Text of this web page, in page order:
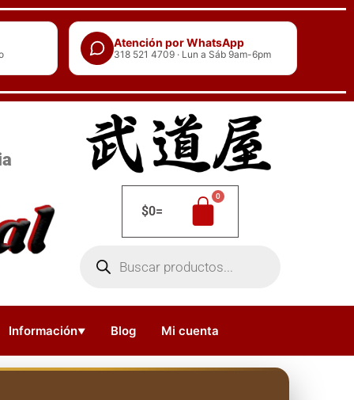
Atención por WhatsApp
318 521 4709 · Lun a Sáb 9am-6pm
$0=
productos
Información▼ Blog Mi cuenta